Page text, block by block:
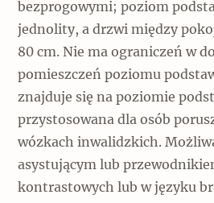
bezprogowymi; poziom
jednolity, a drzwi między
80 cm. Nie ma ograniczeń w
pomieszczeń poziomu
znajduje się na poziomie
przystosowana dla osób
wózkach inwalidzkich.
asystującym lub
kontrastowych lub w języku